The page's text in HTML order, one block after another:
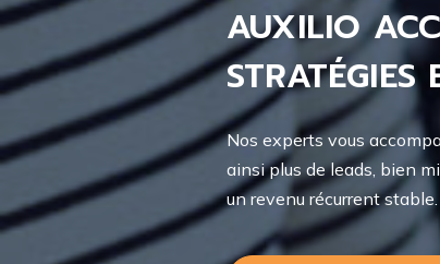
AUXILIO
Nos experts vous
ainsi plus de leads, bien
un revenu récurrent stable.